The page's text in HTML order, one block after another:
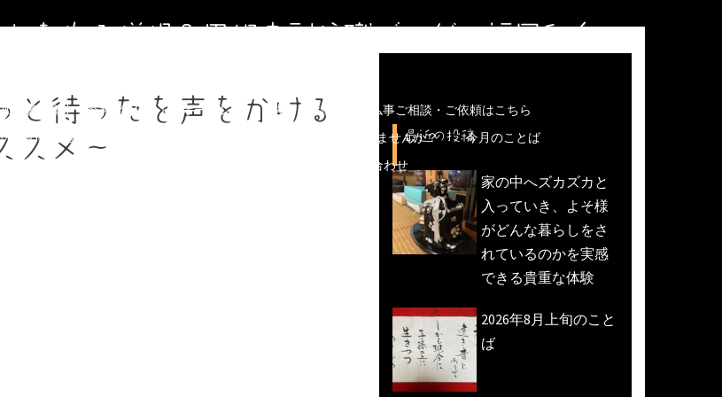
を作る僧侶＆円相寺副住職ブログ＠福岡和白
入者募集中（令和8年９月１日オープン）
法事、葬儀などの仏事ご相談・ご依頼はこちら
ための書道教室 【毎週土曜】朝7時一緒にお祈り(木魚活動)しませんか？
今月のことば
こと
副住職 裏辻正之への問い合わせ
と待ったを声をかける
スメ～
最近の投稿
家の中へズカズカと
入っていき、よそ様
がどんな暮らしをさ
れているのかを実感
できる貴重な体験
2026年8月上旬のこと
ば